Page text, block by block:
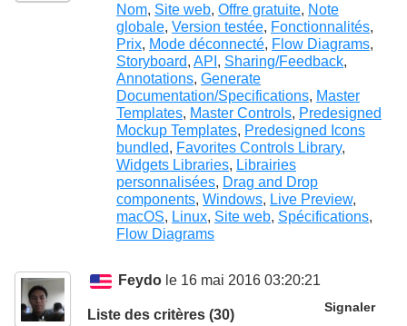
Nom, Site web, Offre gratuite, Note
globale, Version testée, Fonctionnalités,
Prix, Mode déconnecté, Flow Diagrams,
Storyboard, API , Sharing/Feedback,
Annotations, Generate
Documentation/Specifications, Master
Templates, Master Controls, Predesigned
Mockup Templates, Predesigned Icons
bundled, Favorites Controls Library,
Widgets Libraries, Librairies
personnalisées, Drag and Drop
components, Windows, Live Preview,
macOS, Linux, Site web, Spécifications,
Flow Diagrams
Feydo le 16 mai 2016 03:20:21
Signaler
Liste des critères (30)